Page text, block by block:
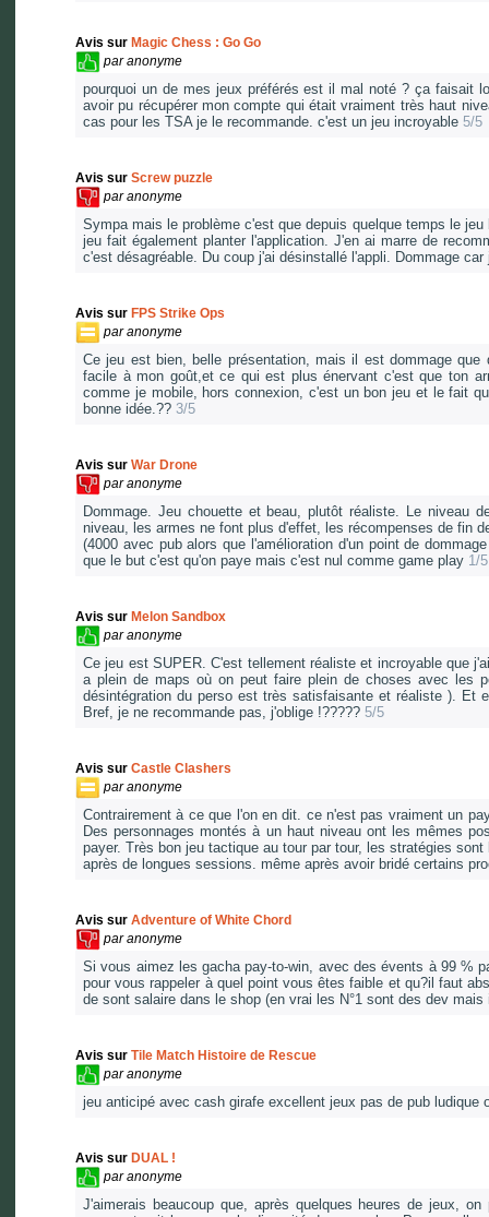
Avis sur Magic Chess : Go Go
paranonyme
pourquoi un de mes jeux préférés est il mal noté ? ça faisait
avoir pu récupérer mon compte qui était vraiment très haut
cas pour les TSA je le recommande. c'est un jeu incroyable 5/5
Avis sur Screw puzzle
paranonyme
Sympa mais le problème c'est que depuis quelque temps le
jeu fait également planter l'application. J'en ai marre de
c'est désagréable. Du coup j'ai désinstallé l'appli. Dommage
Avis sur FPS Strike Ops
paranonyme
Ce jeu est bien, belle présentation, mais il est dommage
facile à mon goût,et ce qui est plus énervant c'est que ton
comme je mobile, hors connexion, c'est un bon jeu et le fait
bonne idée.?? 3/5
Avis sur War Drone
paranonyme
Dommage. Jeu chouette et beau, plutôt réaliste. Le niveau
niveau, les armes ne font plus d'effet, les récompenses de fin
(4000 avec pub alors que l'amélioration d'un point de
que le but c'est qu'on paye mais c'est nul comme game play 1/5
Avis sur Melon Sandbox
paranonyme
Ce jeu est SUPER. C'est tellement réaliste et incroyable que
a plein de maps où on peut faire plein de choses avec les
désintégration du perso est très satisfaisante et réaliste ). Et
Bref, je ne recommande pas, j'oblige !????? 5/5
Avis sur Castle Clashers
paranonyme
Contrairement à ce que l'on en dit. ce n'est pas vraiment un
Des personnages montés à un haut niveau ont les mêmes
payer. Très bon jeu tactique au tour par tour, les stratégies
après de longues sessions. même après avoir bridé certains
Avis sur Adventure of White Chord
paranonyme
Si vous aimez les gacha pay-to-win, avec des évents à 99 %
pour vous rappeler à quel point vous êtes faible et qu?il faut
de sont salaire dans le shop (en vrai les N°1 sont des dev
Avis sur Tile Match Histoire de Rescue
paranonyme
jeu anticipé avec cash girafe excellent jeux pas de pub
Avis sur DUAL !
paranonyme
J'aimerais beaucoup que, après quelques heures de jeux,